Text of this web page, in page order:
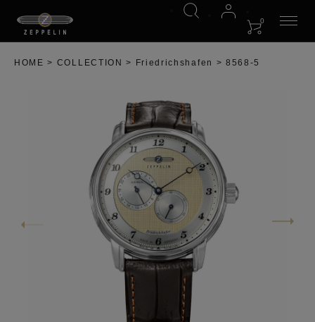
0
HOME COLLECTION Friedrichshafen 8568-5